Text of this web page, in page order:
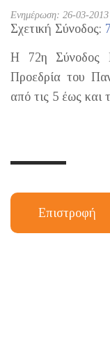
Ενημέρωση: 26-03-
Σχετική Σύνοδος:
Η 72η Σύνοδος
Προεδρία του
από τις 5 έως και
Επιστροφή